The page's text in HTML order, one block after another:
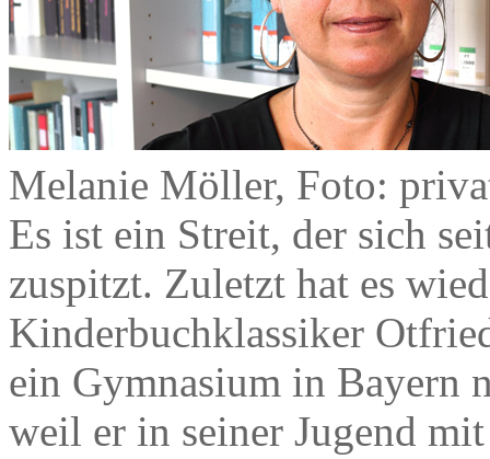
Melanie Möller, Foto:
Es ist ein Streit, der sich
zuspitzt. Zuletzt hat es
Kinderbuchklassiker
ein Gymnasium in Bayern
weil er in seiner Jugend